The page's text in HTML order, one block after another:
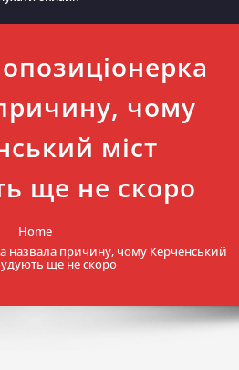
чому
міст
ще не скоро
Home
назвала причину, чому Керченський
ще не скоро